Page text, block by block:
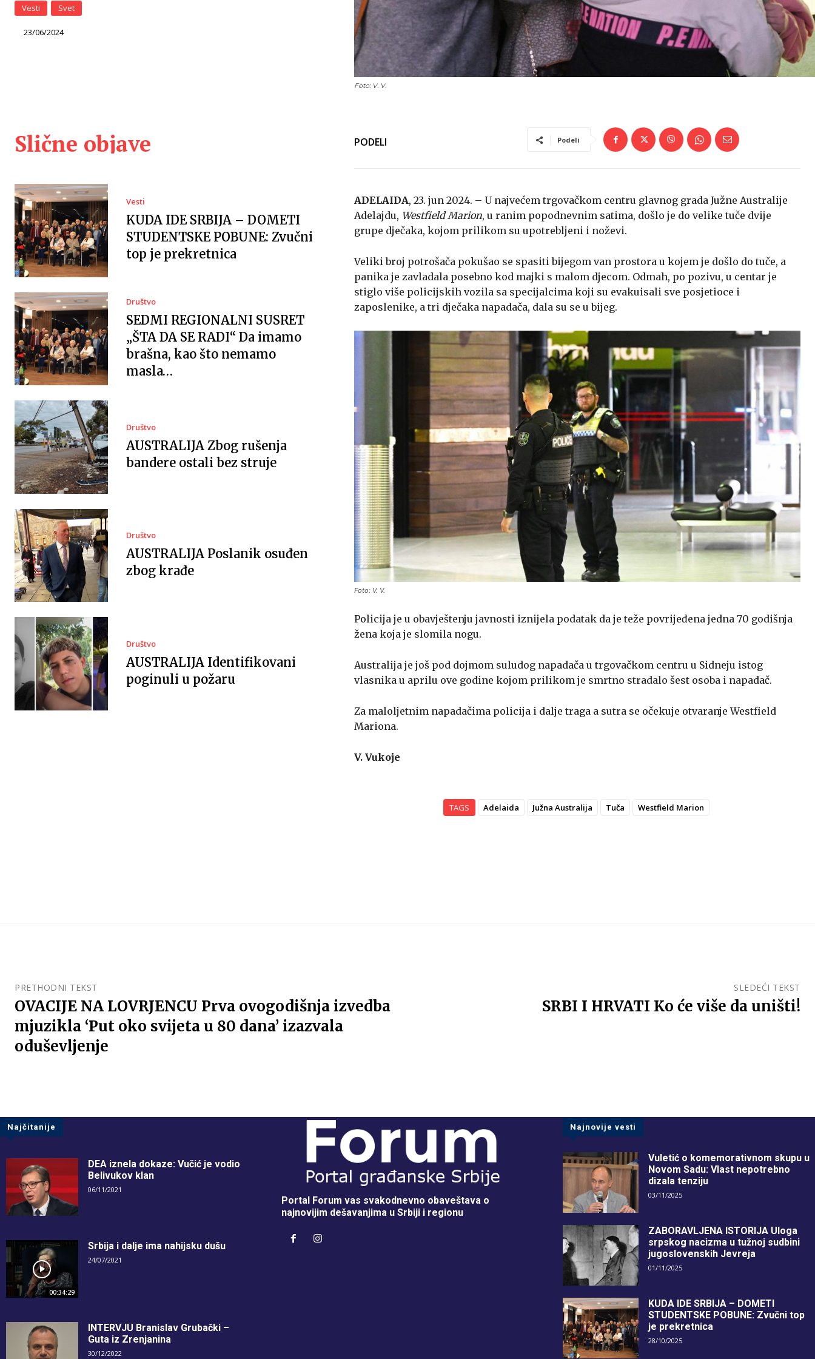
Vesti Svet
23/06/2024
Foto: V. V.
Slične objave
Vesti
KUDA IDE SRBIJA – DOMETI
STUDENTSKE POBUNE: Zvučni
top je prekretnica
Društvo
SEDMI REGIONALNI SUSRET
„ŠTA DA SE RADI“ Da imamo
brašna, kao što nemamo
masla…
Društvo
AUSTRALIJA Zbog rušenja
bandere ostali bez struje
Društvo
AUSTRALIJA Poslanik osuđen
zbog krađe
Društvo
AUSTRALIJA Identifikovani
poginuli u požaru
PODELI Podeli
ADELAIDA, 23. jun 2024. – U najvećem trgovačkom centru glavnog grada Južne Australije
Adelajdu, Westfield Marion, u ranim popodnevnim satima, došlo je do velike tuče dvije
grupe dječaka, kojom prilikom su upotrebljeni i noževi.
Veliki broj potrošača pokušao se spasiti bijegom van prostora u kojem je došlo do tuče, a
panika je zavladala posebno kod majki s malom djecom. Odmah, po pozivu, u centar je
stiglo više policijskih vozila sa specijalcima koji su evakuisali sve posjetioce i
zaposlenike, a tri dječaka napadača, dala su se u bijeg.
Foto: V. V.
Policija je u obavještenju javnosti iznijela podatak da je teže povrijeđena jedna 70 godišnja
žena koja je slomila nogu.
Australija je još pod dojmom suludog napadača u trgovačkom centru u Sidneju istog
vlasnika u aprilu ove godine kojom prilikom je smrtno stradalo šest osoba i napadač.
Za maloljetnim napadačima policija i dalje traga a sutra se očekuje otvaranje Westfield
Mariona.
V. Vukoje
TAGS Adelaida Južna Australija Tuča Westfield Marion
PRETHODNI TEKST
OVACIJE NA LOVRJENCU Prva ovogodišnja izvedba
mjuzikla ‘Put oko svijeta u 80 dana’ izazvala
oduševljenje
SLEDEĆI TEKST
SRBI I HRVATI Ko će više da uništi!
Najčitanije
DEA iznela dokaze: Vučić je vodio
Belivukov klan
06/11/2021
00:34:29
Srbija i dalje ima nahijsku dušu
24/07/2021
INTERVJU Branislav Grubački –
Guta iz Zrenjanina
30/12/2022
Portal Forum vas svakodnevno obaveštava o
najnovijim dešavanjima u Srbiji i regionu
Najnovije vesti
Vuletić o komemorativnom skupu u
Novom Sadu: Vlast nepotrebno
dizala tenziju
03/11/2025
ZABORAVLJENA ISTORIJA Uloga
srpskog nacizma u tužnoj sudbini
jugoslovenskih Jevreja
01/11/2025
KUDA IDE SRBIJA – DOMETI
STUDENTSKE POBUNE: Zvučni top
je prekretnica
28/10/2025